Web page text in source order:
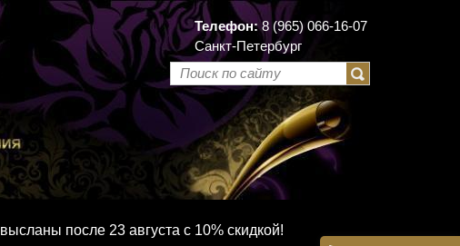
Телефон:8 (965) 066-16-07
Санкт-Петербург
после 23 августа с 10% скидкой!